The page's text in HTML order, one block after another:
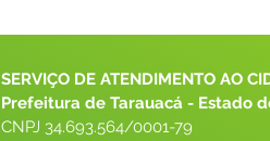
SERVIÇO DE ATENDIMENTO AO
Prefeitura de Tarauacá - Estado
CNPJ 34.693.564/0001-79